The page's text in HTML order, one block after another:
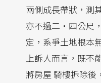
兩側成長帶狀，測
亦不過二‧四公尺
定，系爭土地根本
上訴人而言，既不
將房屋 騎樓拆除後